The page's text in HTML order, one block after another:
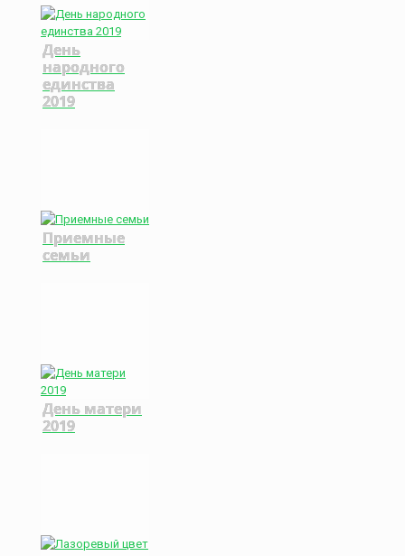
День
народного
единства
2019
Приемные
семьи
День матери
2019